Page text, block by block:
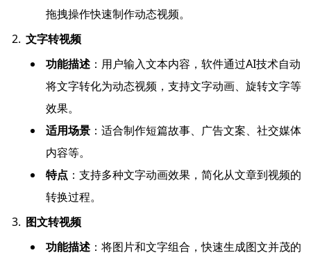
拖拽操作快速制作动态视频。
文字转视频
功能描述：用户输入文本内容，软件通过AI技术自动
将文字转化为动态视频，支持文字动画、旋转文字等
效果。
适用场景：适合制作短篇故事、广告文案、社交媒体
内容等。
特点 ：支持多种文字动画效果，简化从文章到视频的
转换过程。
图文转视频
功能描述：将图片和文字组合，快速生成图文并茂的